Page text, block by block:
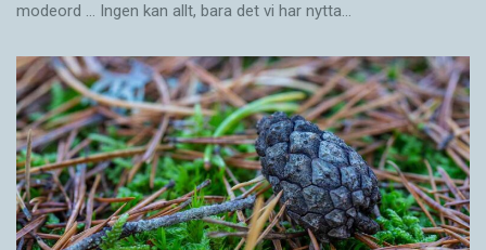
modeord … Ingen kan allt, bara det vi har nytta…